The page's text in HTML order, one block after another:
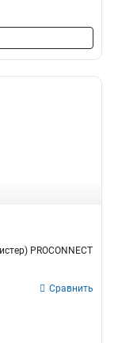
PROCONNECT
Сравнить